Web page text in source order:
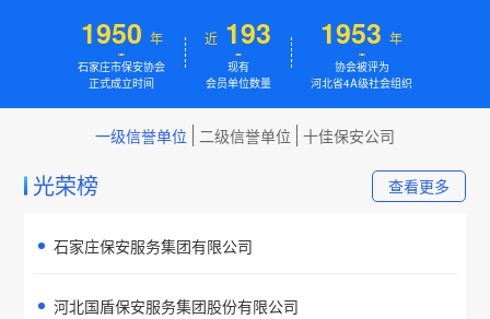
2011 年
石家庄市保安协会
正式成立时间
近 200
现有
会员单位数量
2015 年
协会被评为
河北省4A级社会组织
一级信誉单位 二级信誉单位 十佳保安公司
光荣榜 查看更多
石家庄保安服务集团有限公司
河北国盾保安服务集团股份有限公司